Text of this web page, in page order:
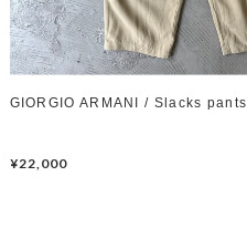
GIORGIO ARMANI / Slacks pants
¥22,000